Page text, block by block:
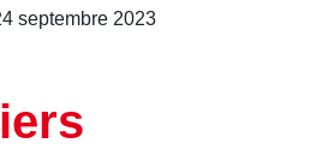
septembre 2023